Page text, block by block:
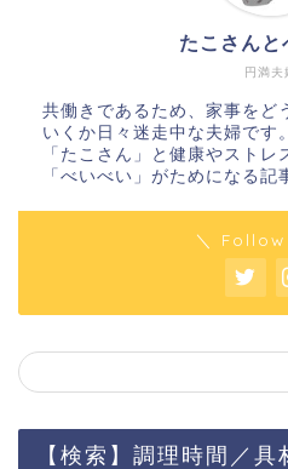
円満夫
たこさんと
共働きであるため、家事をど
いくか日々迷走中な夫婦です
「たこさん」と健康やスト
「べいべい」がためになる記
＼ Follow
【検索】調理時間／具